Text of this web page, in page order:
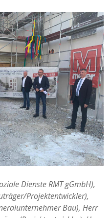
Dienste RMT gGmbH),
Projektentwickler),
Bau), Herr